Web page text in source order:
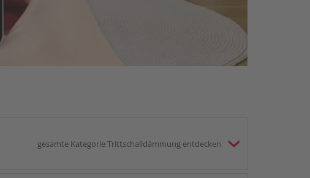
gesamte Kategorie Trittschalldämmung entdecken